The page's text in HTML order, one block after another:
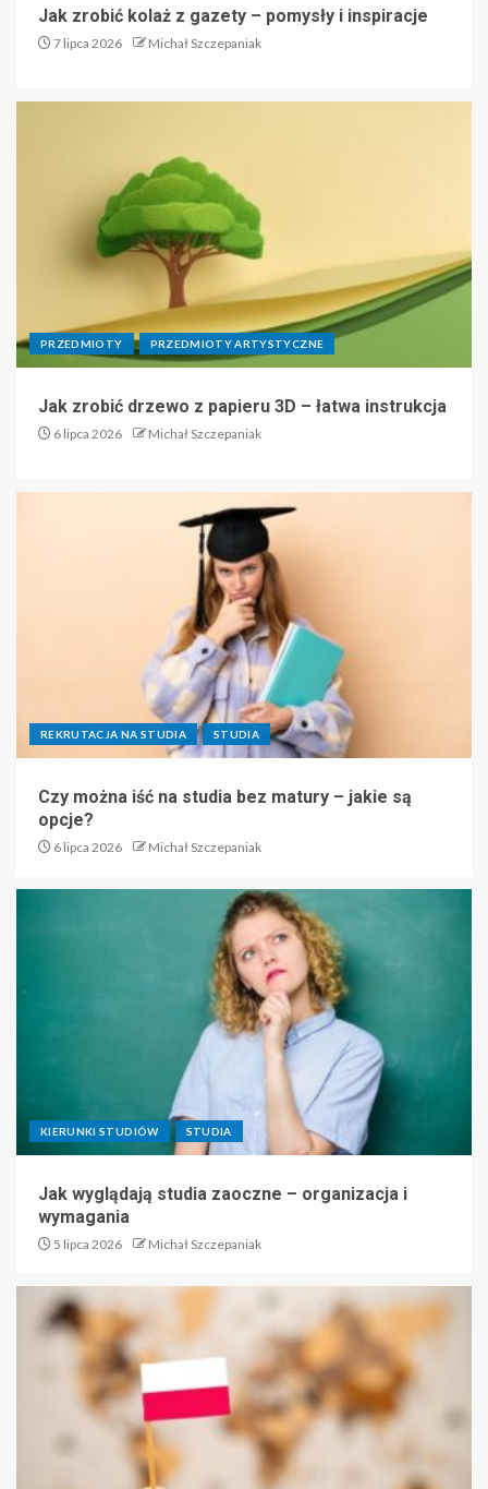
Jak zrobić kolaż z gazety – pomysły i inspiracje
7 lipca 2026 Michał Szczepaniak
PRZEDMIOTY PRZEDMIOTY ARTYSTYCZNE
Jak zrobić drzewo z papieru 3D – łatwa instrukcja
6 lipca 2026 Michał Szczepaniak
REKRUTACJA NA STUDIA STUDIA
Czy można iść na studia bez matury – jakie są
opcje?
6 lipca 2026 Michał Szczepaniak
KIERUNKI STUDIÓW STUDIA
Jak wyglądają studia zaoczne – organizacja i
wymagania
5 lipca 2026 Michał Szczepaniak